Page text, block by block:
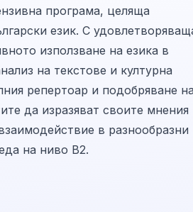
програма, целяща
език. С
използване на езика в
на текстове и културна
репертоар и подобряване
да изразяват своите мнения
в разнообразни
на ниво B2.